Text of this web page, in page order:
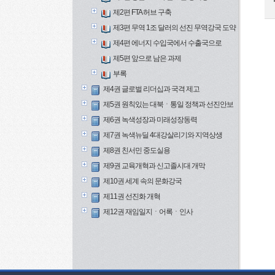
제2편 FTA 허브 구축
제3편 무역 1조 달러의 선진 무역강국 도약
제4편 에너지 수입국에서 수출국으로
제5편 앞으로 남은 과제
부록
제4권 글로벌 리더십과 국격 제고
제5권 원칙있는 대북ㆍ통일 정책과 선진안보
제6권 녹색성장과 미래성장동력
제7권 녹색뉴딜 4대강살리기와 지역상생
제8권 친서민 중도실용
제9권 교육개혁과 신고졸시대 개막
제10권 세계 속의 문화강국
제11권 선진화 개혁
제12권 재임일지ㆍ어록ㆍ인사